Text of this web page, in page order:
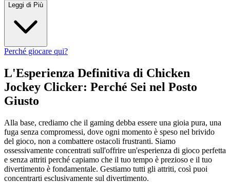
Leggi di Più
Perché giocare qui?
L'Esperienza Definitiva di Chicken
Jockey Clicker: Perché Sei nel Posto
Giusto
Alla base, crediamo che il gaming debba essere una gioia pura, una
fuga senza compromessi, dove ogni momento è speso nel brivido
del gioco, non a combattere ostacoli frustranti. Siamo
ossessivamente concentrati sull'offrire un'esperienza di gioco perfetta
e senza attriti perché capiamo che il tuo tempo è prezioso e il tuo
divertimento è fondamentale. Gestiamo tutti gli attriti, così puoi
concentrarti esclusivamente sul divertimento.